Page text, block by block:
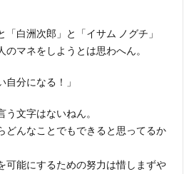
白洲次郎」と「イサム ノグチ」
マネをしようとは思わへん。
分になる！」
文字はないねん。
どんなことでもできると思ってるか
可能にするための努力は惜しまずや